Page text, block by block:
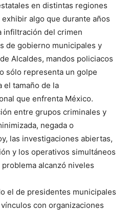
en distintas regiones
algo que durante años
infiltración del crimen
de gobierno municipales y
Alcaldes, mandos policiacos
sólo representa un golpe
el tamaño de la
que enfrenta México.
entre grupos criminales y
negada o
las investigaciones abiertas,
y los operativos simultáneos
alcanzó niveles
el de presidentes municipales
con organizaciones